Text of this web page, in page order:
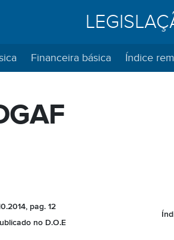
Financeira básica Índice
pag. 12
no D.O.E